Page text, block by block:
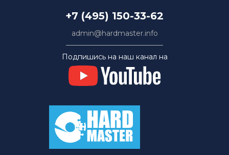
+7 (495) 150-33-62
admin@hardmaster.info
Подпишись на наш канал на